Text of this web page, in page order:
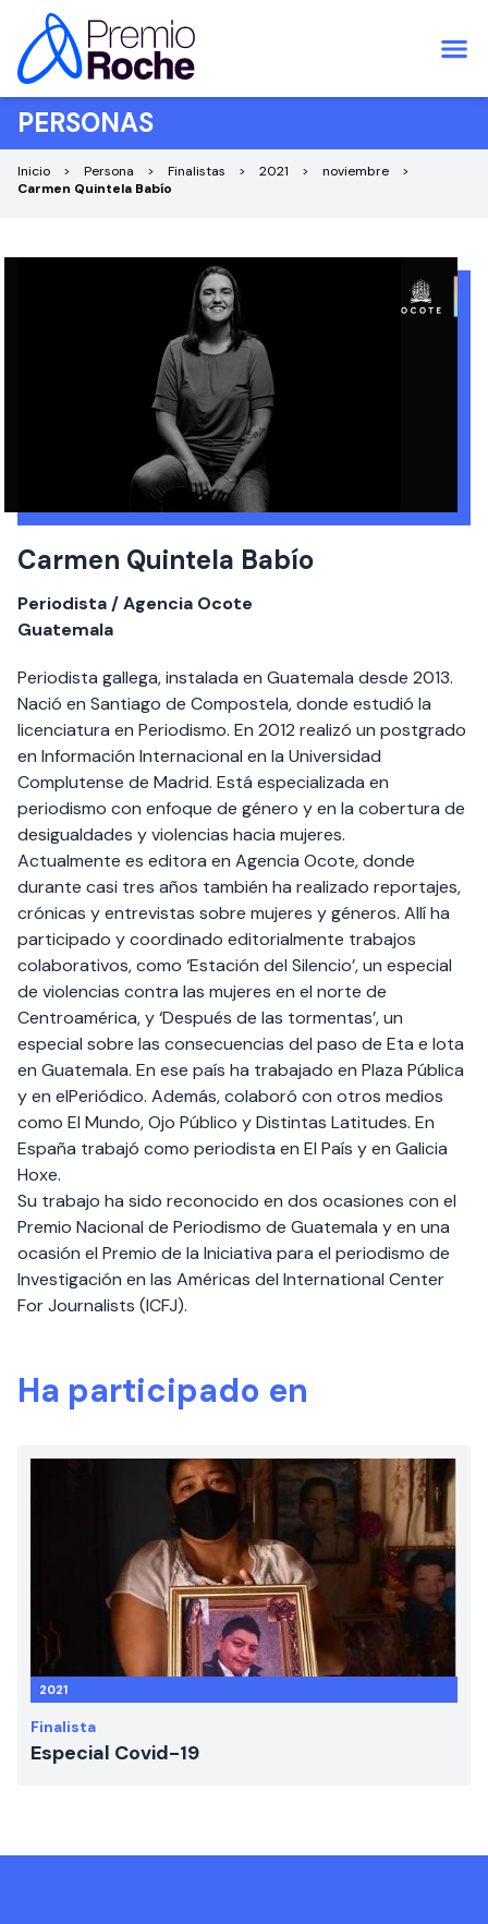
Saltar al contenido
PERSONAS
Inicio Persona Finalistas 2021
noviembre
Carmen Quintela Babío
Carmen Quintela Babío
Periodista / Agencia Ocote
Guatemala
Periodista gallega, instalada en Guatemala desde 2013.
Nació en Santiago de Compostela, donde estudió la
licenciatura en Periodismo. En 2012 realizó un postgrado
en Información Internacional en la Universidad
Complutense de Madrid. Está especializada en
periodismo con enfoque de género y en la cobertura de
desigualdades y violencias hacia mujeres.
Actualmente es editora en Agencia Ocote, donde
durante casi tres años también ha realizado reportajes,
crónicas y entrevistas sobre mujeres y géneros. Allí ha
participado y coordinado editorialmente trabajos
colaborativos, como ‘Estación del Silencio’, un especial
de violencias contra las mujeres en el norte de
Centroamérica, y ‘Después de las tormentas’, un
especial sobre las consecuencias del paso de Eta e Iota
en Guatemala. En ese país ha trabajado en Plaza Pública
y en elPeriódico. Además, colaboró con otros medios
como El Mundo, Ojo Público y Distintas Latitudes. En
España trabajó como periodista en El País y en Galicia
Hoxe.
Su trabajo ha sido reconocido en dos ocasiones con el
Premio Nacional de Periodismo de Guatemala y en una
ocasión el Premio de la Iniciativa para el periodismo de
Investigación en las Américas del International Center
For Journalists (ICFJ).
Ha participado en
2021
Finalista
Especial Covid-19